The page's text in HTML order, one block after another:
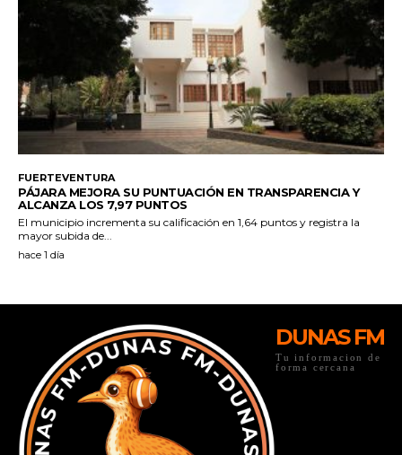
DUNAS FM
Tu informacion de
forma cercana